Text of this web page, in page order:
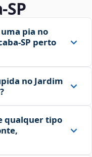
pia no
perto
no Jardim
qualquer tipo